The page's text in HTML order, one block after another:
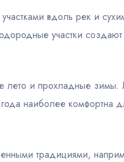
вдоль рек и
участки создают
лето и прохладные зимы.
наиболее комфортна
традициями,